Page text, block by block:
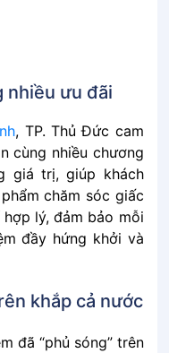
nhiều ưu đãi
, TP. Thủ Đức cam
cùng nhiều chương
giá trị, giúp khách
chăm sóc giấc
lý, đảm bảo mỗi
đầy hứng khởi và
khắp cả nước
đã “phủ sóng” trên